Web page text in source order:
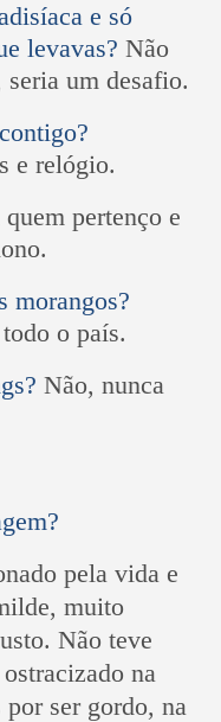
e só
levavas? Não
um desafio.
e relógio.
pertenço e
morangos?
o país.
Não, nunca
pela vida e
muito
Não teve
na
por ser gordo, na